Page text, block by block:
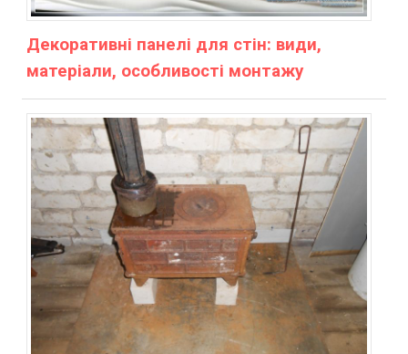
Декоративні панелі для стін: види,
матеріали, особливості монтажу